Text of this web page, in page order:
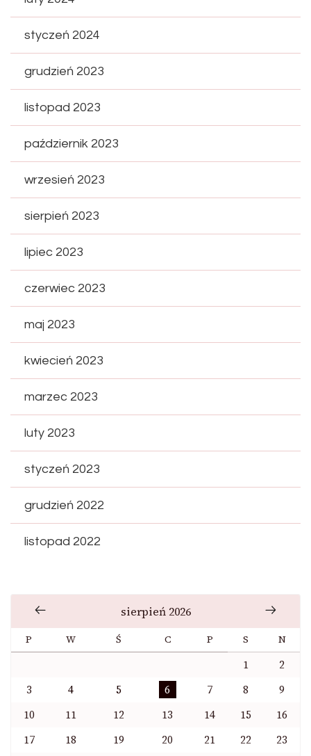
styczeń 2024
grudzień 2023
listopad 2023
październik 2023
wrzesień 2023
sierpień 2023
lipiec 2023
czerwiec 2023
maj 2023
kwiecień 2023
marzec 2023
luty 2023
styczeń 2023
grudzień 2022
listopad 2022
sierpień 2026
P W Ś C P S N
1
2
3
4 5 6 7 8
9
10
11 12 13 14 15
16
17
18 19 20 21 22 23